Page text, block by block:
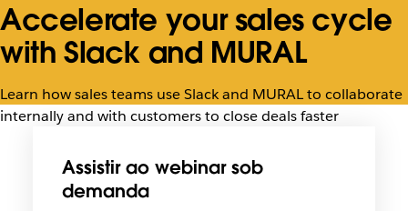
Accelerate your sales cycle
with Slack and MURAL
Learn how sales teams use Slack and MURAL to collaborate
internally and with customers to close deals faster
Assistir ao webinar sob
demanda